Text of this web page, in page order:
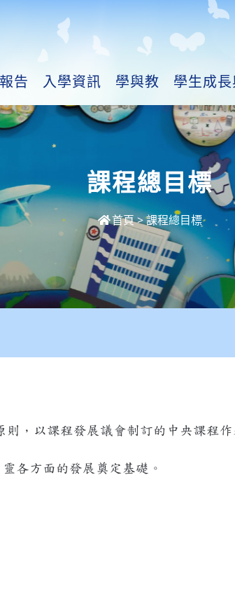
告 入學資訊 學與教 學生成
課程總目標
首頁>課程總目標
，以課程發展議會制訂的中央課程作
各方面的發展奠定基礎。